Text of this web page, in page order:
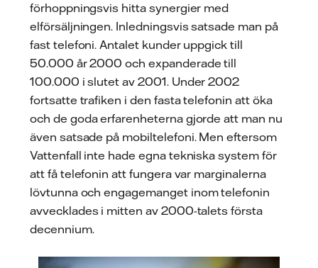
förhoppningsvis hitta synergier med
elförsäljningen. Inledningsvis satsade man på
fast telefoni. Antalet kunder uppgick till
50.000 år 2000 och expanderade till
100.000 i slutet av 2001. Under 2002
fortsatte trafiken i den fasta telefonin att öka
och de goda erfarenheterna gjorde att man nu
även satsade på mobiltelefoni. Men eftersom
Vattenfall inte hade egna tekniska system för
att få telefonin att fungera var marginalerna
lövtunna och engagemanget inom telefonin
avvecklades i mitten av 2000-talets första
decennium.